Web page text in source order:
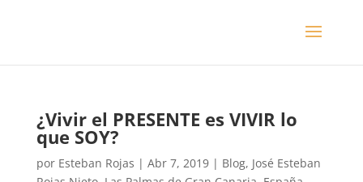
¿Vivir el PRESENTE es VIVIR lo
que SOY?
por Esteban Rojas | Abr 7, 2019| Blog, José Esteban